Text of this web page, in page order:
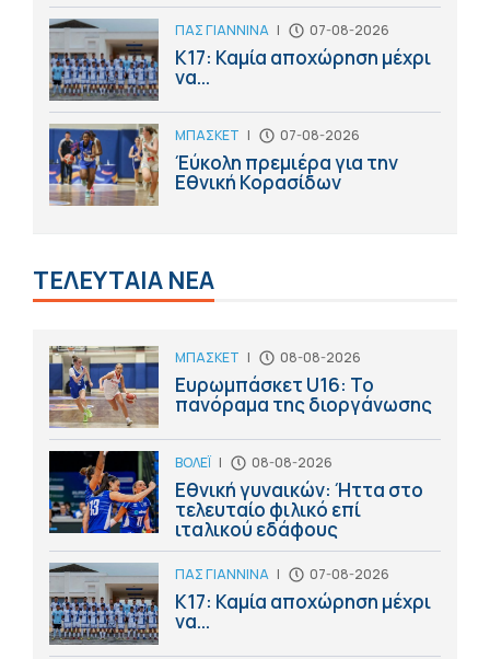
ΠΑΣ ΓΙΑΝΝΙΝΑ | 07-08-2026
Κ17: Καμία αποχώρηση μέχρι
να...
ΜΠΑΣΚΕΤ | 07-08-2026
Έύκολη πρεμιέρα για την
Εθνική Κορασίδων
ΤΕΛΕΥΤΑΙΑ ΝΕΑ
ΜΠΑΣΚΕΤ | 08-08-2026
Ευρωμπάσκετ U16: Το
πανόραμα της διοργάνωσης
ΒΟΛΕΪ | 08-08-2026
Εθνική γυναικών: Ήττα στο
τελευταίο φιλικό επί
ιταλικού εδάφους
ΠΑΣ ΓΙΑΝΝΙΝΑ | 07-08-2026
Κ17: Καμία αποχώρηση μέχρι
να...